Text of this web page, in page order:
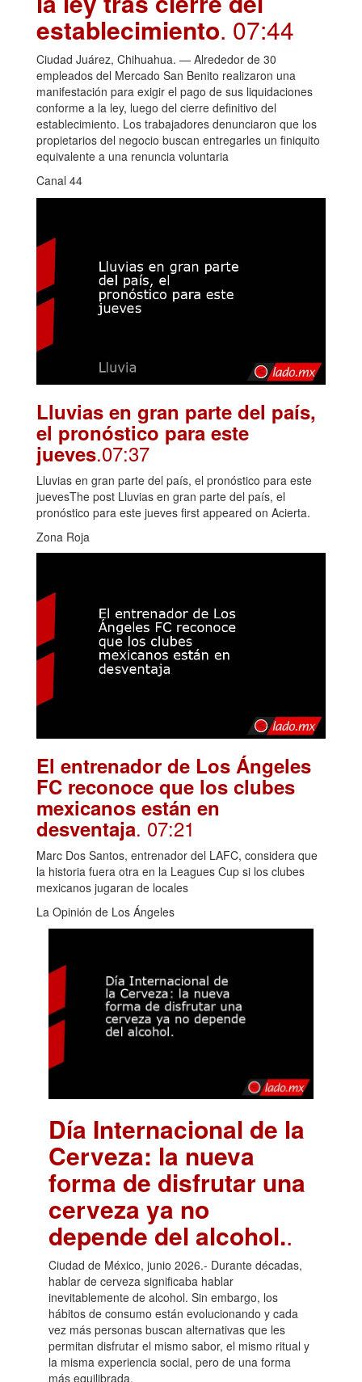
establecimiento. 07:44
Ciudad Juárez, Chihuahua. — Alrededor de 30
empleados del Mercado San Benito realizaron una
manifestación para exigir el pago de sus liquidaciones
conforme a la ley, luego del cierre definitivo del
establecimiento. Los trabajadores denunciaron que los
propietarios del negocio buscan entregarles un finiquito
equivalente a una renuncia voluntaria
Canal 44
Lluvias en gran parte del país,
el pronóstico para este
jueves.07:37
Lluvias en gran parte del país, el pronóstico para este
juevesThe post Lluvias en gran parte del país, el
pronóstico para este jueves first appeared on Acierta.
Zona Roja
El entrenador de Los Ángeles
FC reconoce que los clubes
mexicanos están en
desventaja. 07:21
Marc Dos Santos, entrenador del LAFC, considera que
la historia fuera otra en la Leagues Cup si los clubes
mexicanos jugaran de locales
La Opinión de Los Ángeles
Día Internacional de la
Cerveza: la nueva
forma de disfrutar una
cerveza ya no
depende del alcohol..
Ciudad de México, junio 2026.- Durante décadas,
hablar de cerveza significaba hablar
inevitablemente de alcohol. Sin embargo, los
hábitos de consumo están evolucionando y cada
vez más personas buscan alternativas que les
permitan disfrutar el mismo sabor, el mismo ritual y
la misma experiencia social, pero de una forma
más equilibrada.